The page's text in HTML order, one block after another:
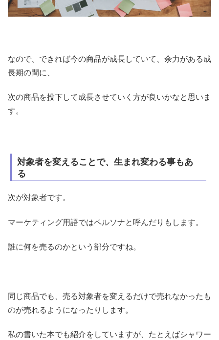
なので、できれば今の商品が成長していて、余力がある成
長期の間に、
次の商品を投下して成長させていく方が良いかなと思いま
す。
対象者を変えることで、生まれ変わる事もあ
る
次が対象者です。
マーケティング用語ではペルソナと呼んだりもします。
誰に何を売るのかという部分ですね。
同じ商品でも、売る対象者を変えるだけで売れなかったも
のが売れるようになったりします。
私の書いた本でも紹介をしていますが、たとえばシャワー